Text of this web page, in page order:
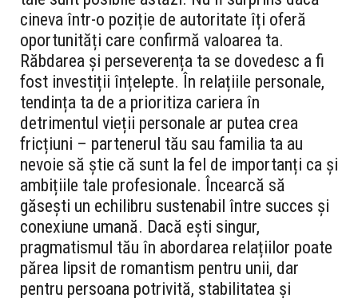
cineva într-o poziție de autoritate îți oferă
oportunități care confirmă valoarea ta.
Răbdarea și perseverența ta se dovedesc a fi
fost investiții înțelepte. În relațiile personale,
tendința ta de a prioritiza cariera în
detrimentul vieții personale ar putea crea
fricțiuni – partenerul tău sau familia ta au
nevoie să știe că sunt la fel de importanți ca și
ambițiile tale profesionale. Încearcă să
găsești un echilibru sustenabil între succes și
conexiune umană. Dacă ești singur,
pragmatismul tău în abordarea relațiilor poate
părea lipsit de romantism pentru unii, dar
pentru persoana potrivită, stabilitatea și